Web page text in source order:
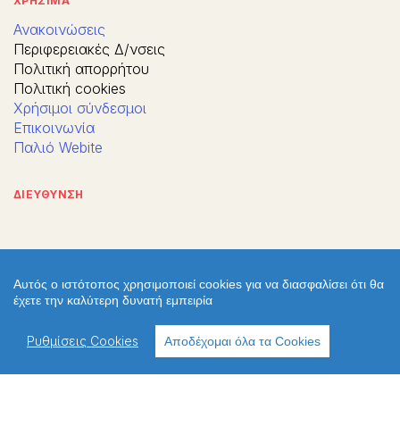
Ανακοινώσεις
Περιφερειακές Δ/νσεις
Πολιτική απορρήτου
Πολιτική cookies
Χρήσιμοι σύνδεσμοι
Επικοινωνία
Παλιό Webite
ΔΙΕΥΘΥΝΣΗ
Αυτός ο ιστότοπος χρησιμοποιεί cookies για να διασφαλίσει ότι θα
έχετε την καλύτερη δυνατή εμπειρία
Ρυθμίσεις Cookies Αποδέχομαι όλα τα Cookies